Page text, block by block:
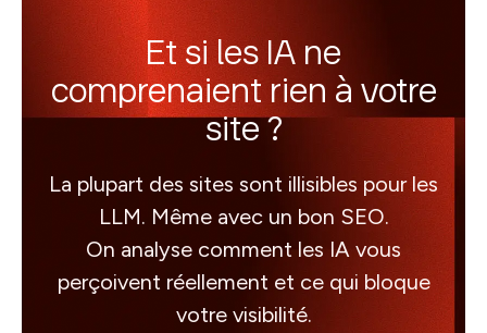
Et si les IA ne
comprenaient rien à votre
site ?
La plupart des sites sont illisibles pour les
LLM. Même avec un bon SEO.
On analyse comment les IA vous
perçoivent réellement et ce qui bloque
votre visibilité.